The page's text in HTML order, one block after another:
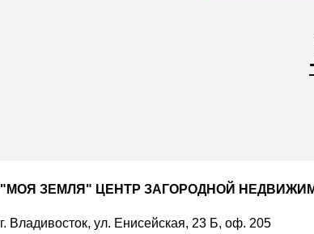
"МОЯ ЗЕМЛЯ" ЦЕНТР ЗАГОРОДНОЙ
г. Владивосток, ул. Енисейская, 23 Б, оф. 205